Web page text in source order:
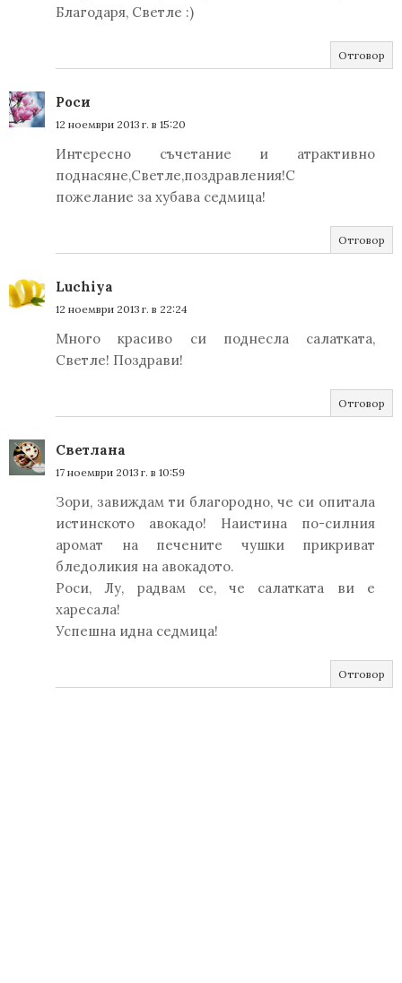
Благодаря, Светле :)
Отговор
Роси
12 ноември 2013 г. в 15:20
Интересно съчетание и атрактивно
поднасяне,Светле,поздравления!С
пожелание за хубава седмица!
Отговор
Luchiya
12 ноември 2013 г. в 22:24
Много красиво си поднесла салатката,
Светле! Поздрави!
Отговор
Светлана
17 ноември 2013 г. в 10:59
Зори, завиждам ти благородно, че си опитала
истинското авокадо! Наистина по-силния
аромат на печените чушки прикриват
бледоликия на авокадото.
Роси, Лу, радвам се, че салатката ви е
харесала!
Успешна идна седмица!
Отговор